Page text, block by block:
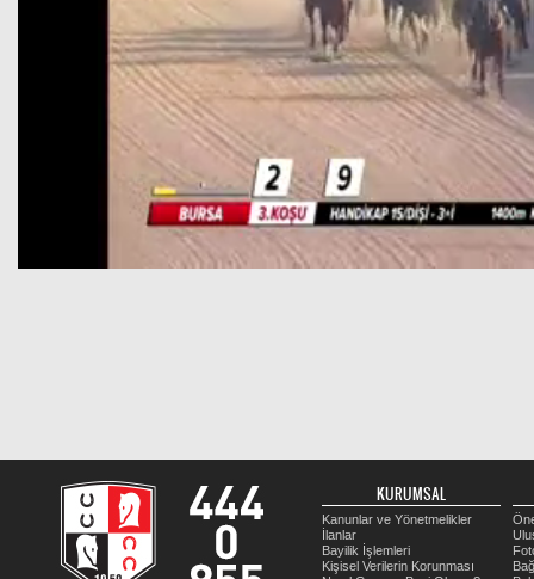
KURUMSAL
Kanunlar ve Yönetmelikler
İlanlar
Bayilik İşlemleri
Kişisel Verilerin Korunması